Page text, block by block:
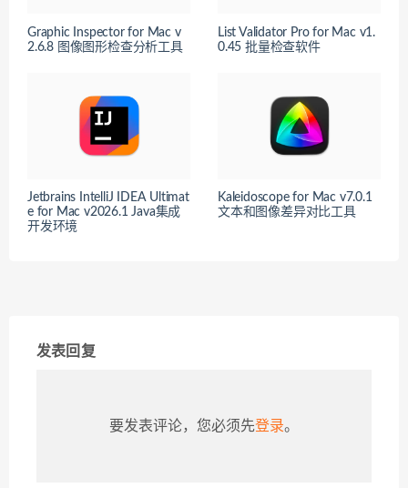
Graphic Inspector for Mac v
2.6.8 图像图形检查分析工具
List Validator Pro for Mac v1.
0.45 批量检查软件
Jetbrains IntelliJ IDEA Ultimat
e for Mac v2026.1 Java集成
开发环境
Kaleidoscope for Mac v7.0.1
文本和图像差异对比工具
发表回复
要发表评论，您必须先登录。